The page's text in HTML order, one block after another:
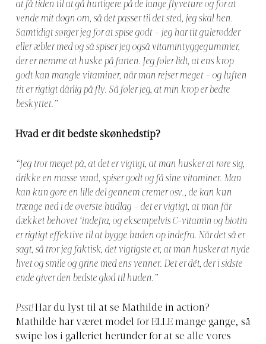
at få tiden til at gå hurtigere på de lange flyveture og for at
vende mit døgn om, så det passer til det sted, jeg skal hen.
Samtidigt sørger jeg for at spise godt – jeg har tit gulerødder
eller æbler med og så spiser jeg også vitamintyggegummier,
der er nemme at huske på farten. Jeg føler lidt, at ens krop
godt kan mangle vitaminer, når man rejser meget – og luften
tit er rigtigt dårlig på fly. Så føler jeg, at min krop er bedre
beskyttet.”
Hvad er dit bedste skønhedstip?
“Jeg tror meget på, at det er vigtigt, at man husker at røre sig,
drikke en masse vand, spiser godt og få sine vitaminer. Man
kan kun gøre en lille del gennem cremer osv., de kan kun
trænge ned i de øverste hudlag – det er vigtigt, at man får
dækket behovet ‘indefra, og eksempelvis C-vitamin og biotin
er rigtigt effektive til at bygge huden op indefra. Når det så er
sagt, så tror jeg faktisk, det vigtigste er, at man husker at nyde
livet og smile og grine med ens venner. Det er dét, der i sidste
ende giver den bedste glød til huden.”
Psst!Har du lyst til at se Mathilde in action?
Mathilde har været model for ELLE mange gange, så
swipe løs i galleriet herunder for at se alle vores